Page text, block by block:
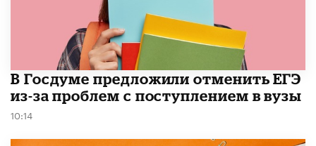
В Госдуме предложили отменить ЕГЭ
из-за проблем с поступлением в вузы
10:14